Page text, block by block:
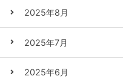
2025年8月
2025年7月
2025年6月